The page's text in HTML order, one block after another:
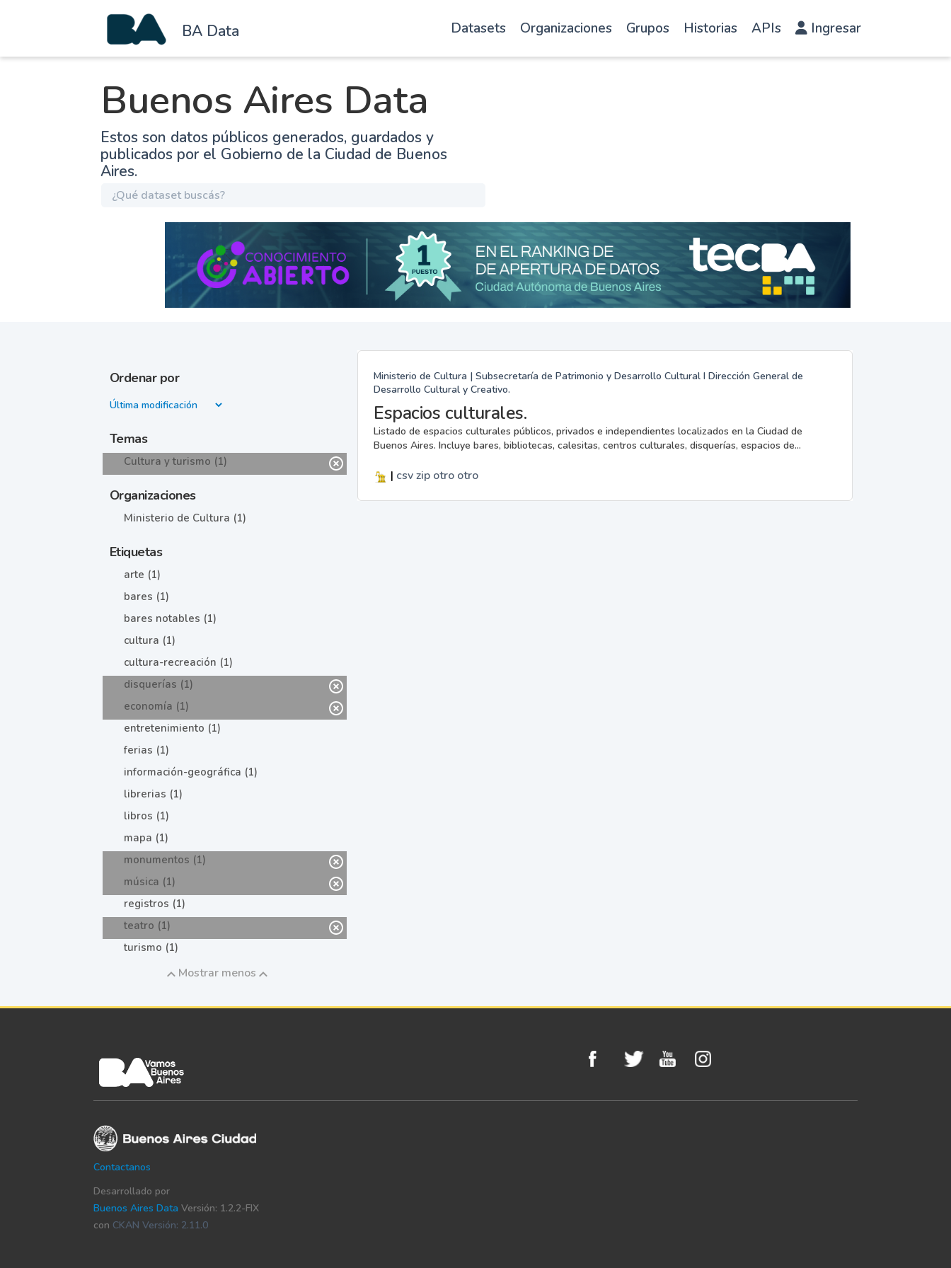
BA Data Datasets Organizaciones Grupos Historias APIs Ingresar
Buenos Aires Data
Estos son datos públicos generados, guardados y
publicados por el Gobierno de la Ciudad de Buenos
Aires.
Ordenar por
Temas
Cultura y turismo (1)
Organizaciones
Ministerio de Cultura (1)
Etiquetas
arte (1)
bares (1)
bares notables (1)
cultura (1)
cultura-recreación (1)
disquerías (1)
economía (1)
entretenimiento (1)
ferias (1)
información-geográfica (1)
librerias (1)
libros (1)
mapa (1)
monumentos (1)
música (1)
registros (1)
teatro (1)
turismo (1)
Mostrar menos
Ministerio de Cultura | Subsecretaría de Patrimonio y Desarrollo Cultural I Dirección General de
Desarrollo Cultural y Creativo.
Espacios culturales.
Listado de espacios culturales públicos, privados e independientes localizados en la Ciudad de
Buenos Aires. Incluye bares, bibliotecas, calesitas, centros culturales, disquerías, espacios de...
| csvzip otro otro
Contactanos
Desarrollado por
Buenos Aires Data Versión: 1.2.2-FIX
con CKAN Versión: 2.11.0